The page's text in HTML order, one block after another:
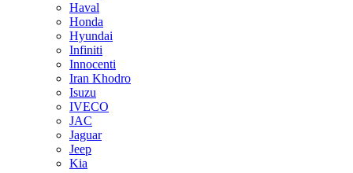
Haval
Honda
Hyundai
Infiniti
Innocenti
Iran Khodro
Isuzu
IVECO
JAC
Jaguar
Jeep
Kia